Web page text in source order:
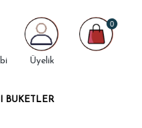
Üyelik
0
BUKETLER